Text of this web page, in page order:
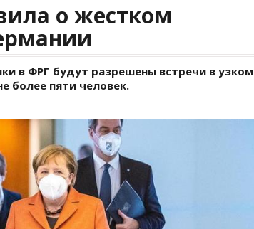
о жестком
в ФРГ будут разрешены встречи в узком
более пяти человек.